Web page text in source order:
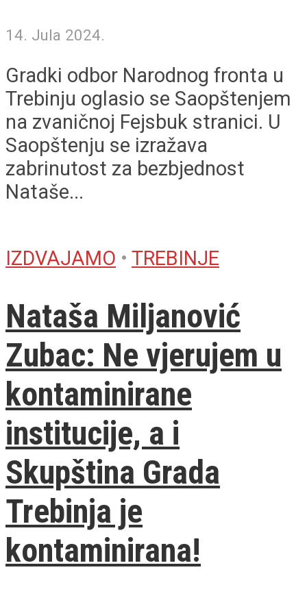
14. Jula 2024.
Gradki odbor Narodnog fronta u
Trebinju oglasio se Saopštenjem
na zvaničnoj Fejsbuk stranici. U
Saopštenju se izražava
zabrinutost za bezbjednost
Nataše...
IZDVAJAMO • TREBINJE
Nataša Miljanović
Zubac: Ne vjerujem u
kontaminirane
institucije, a i
Skupština Grada
Trebinja je
kontaminirana!